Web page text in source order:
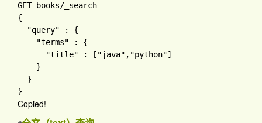
GET books
{
"query"
: {
"terms"
: {
"title"
: [ "java" , "python"]
}
Copied!